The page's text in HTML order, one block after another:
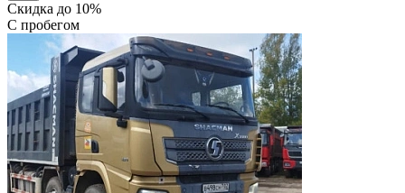
Скидка до 10%
С пробегом